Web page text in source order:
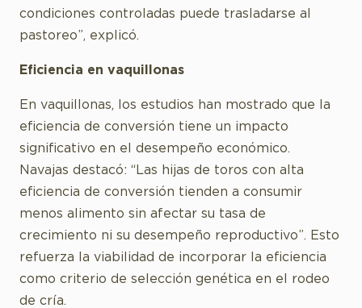
condiciones controladas puede trasladarse al
pastoreo”, explicó.
Eficiencia en vaquillonas
En vaquillonas, los estudios han mostrado que la
eficiencia de conversión tiene un impacto
significativo en el desempeño económico.
Navajas destacó: “Las hijas de toros con alta
eficiencia de conversión tienden a consumir
menos alimento sin afectar su tasa de
crecimiento ni su desempeño reproductivo”. Esto
refuerza la viabilidad de incorporar la eficiencia
como criterio de selección genética en el rodeo
de cría.